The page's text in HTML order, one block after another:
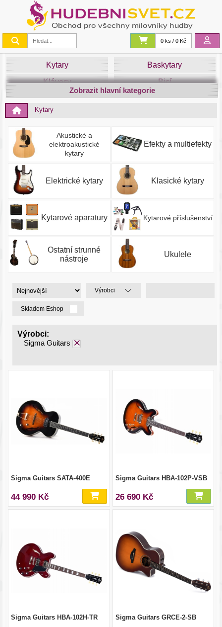
0 ks / 0 Kč
Kytary
Baskytary
Klávesy
Bicí
Smyčce
Dechy
Zvuk&Studio
Zobrazit hlavní kategorie
Kytary
Akustické a
elektroakustické
kytary
Efekty a multiefekty
Elektrické kytary Klasické kytary
Kytarové aparatury Kytarové příslušenství
Ostatní strunné
nástroje
Ukulele
Výrobci
Skladem Eshop
Výrobci:
Sigma Guitars
Sigma Guitars SATA-400E
44 990 Kč
Sigma Guitars HBA-102P-VSB
26 690 Kč
Sigma Guitars HBA-102H-TR Sigma Guitars GRCE-2-SB